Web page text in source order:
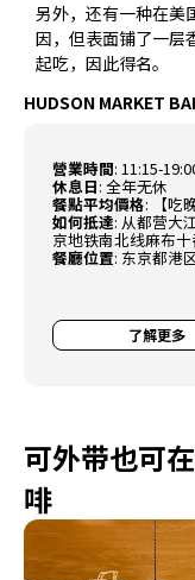
另外，还有一种在美
因，但表面铺了一层
起吃，因此得名。
HUDSON MARKET
營業時間:11:15-
休息日:全年无休
餐點平均價格: 【吃
如何抵達: 从都营大
京地铁南北线麻布十
餐廳位置: 东京都港
了解更多
可外带也可
啡